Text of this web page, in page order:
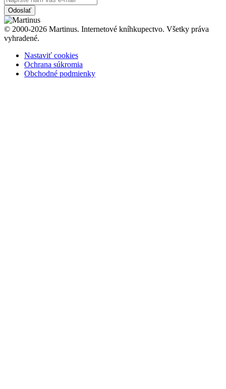
Odoslať
© 2000-2026 Martinus. Internetové kníhkupectvo. Všetky práva
vyhradené.
Nastaviť cookies
Ochrana súkromia
Obchodné podmienky